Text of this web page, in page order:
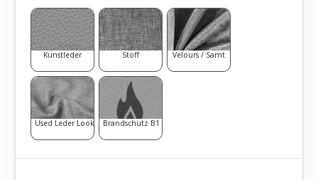
Kunstleder Stoff Velours / Samt
Used Leder Look Brandschutz B1